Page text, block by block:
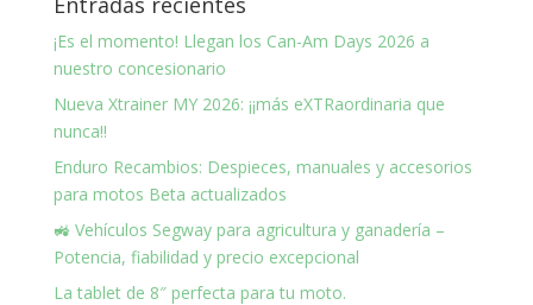
¡Es el momento! Llegan los Can-Am Days 2026 a
nuestro concesionario
Nueva Xtrainer MY 2026: ¡¡más eXTRaordinaria que
nunca!!
Enduro Recambios: Despieces, manuales y accesorios
para motos Beta actualizados
🚜 Vehículos Segway para agricultura y ganadería –
Potencia, fiabilidad y precio excepcional
La tablet de 8″ perfecta para tu moto.